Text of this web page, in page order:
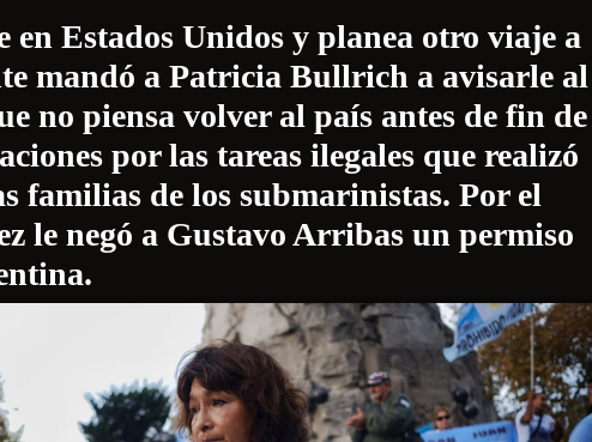
en Estados Unidos y planea otro viaje a
mandó a Patricia Bullrich a avisarle al
no piensa volver al país antes de fin de
por las tareas ilegales que realizó
familias de los submarinistas. Por el
le negó a Gustavo Arribas un permiso